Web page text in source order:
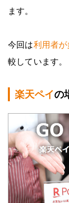
ます。
今回は利用者
較しています。
楽天ペイの